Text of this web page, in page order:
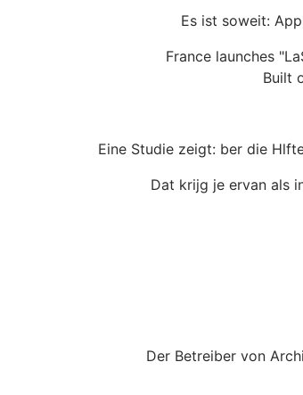
Es ist soweit:
France launches
Built
Eine Studie zeigt: ber die
Dat krijg je ervan als
Der Betreiber von